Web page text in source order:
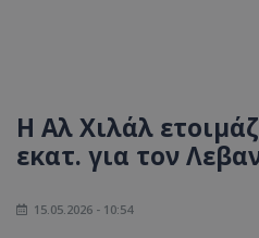
Η Αλ Χιλάλ
εκατ. για τον
15.05.2026 - 10:54